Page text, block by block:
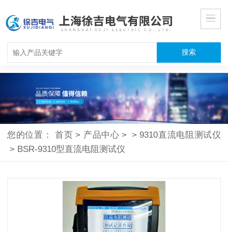
您的位置： 首页 > 产品中心 > > 9310直流电阻测试仪
> BSR-9310型直流电阻测试仪